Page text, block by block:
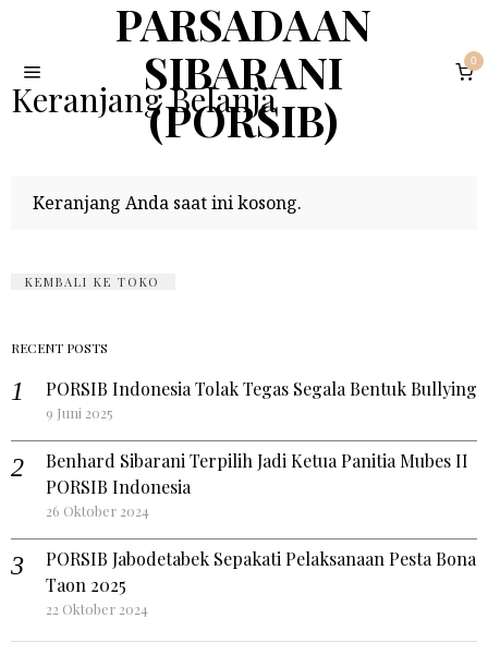
PARSADAAN
SIBARANI
(PORSIB)
0
Keranjang Belanja
Keranjang Anda saat ini kosong.
KEMBALI KE TOKO
RECENT POSTS
PORSIB Indonesia Tolak Tegas Segala Bentuk Bullying
9 Juni 2025
Benhard Sibarani Terpilih Jadi Ketua Panitia Mubes II
PORSIB Indonesia
26 Oktober 2024
PORSIB Jabodetabek Sepakati Pelaksanaan Pesta Bona
Taon 2025
22 Oktober 2024